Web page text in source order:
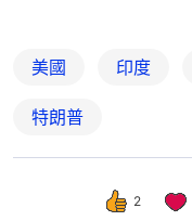
美國 印度
特朗普
2